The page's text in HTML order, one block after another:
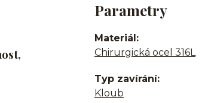
Parametry
Materiál
Chirurgická ocel 316L
Typ zavírání
Kloub